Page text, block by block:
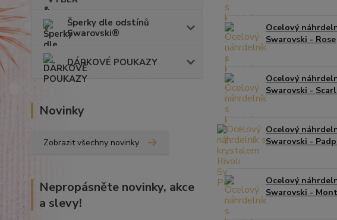
Šperky dle odstínů
Swarovski®
DÁRKOVÉ POUKAZY
Novinky
Zobrazit všechny novinky
Nepropásněte novinky, akce
a slevy!
Ocelový
Swarovski - Rose
Ocelový
Swarovski -
Ocelový
Swarovski -
Ocelový
Swarovski -